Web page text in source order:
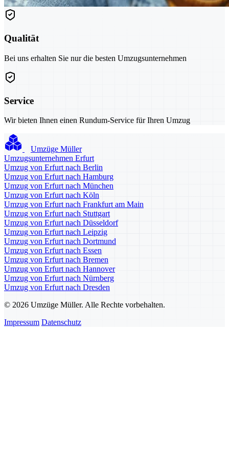
Qualität
Bei uns erhalten Sie nur die besten Umzugsunternehmen
Service
Wir bieten Ihnen einen Rundum-Service für Ihren Umzug
Umzüge Müller
Umzugsunternehmen Erfurt
Umzug von Erfurt nach Berlin
Umzug von Erfurt nach Hamburg
Umzug von Erfurt nach München
Umzug von Erfurt nach Köln
Umzug von Erfurt nach Frankfurt am Main
Umzug von Erfurt nach Stuttgart
Umzug von Erfurt nach Düsseldorf
Umzug von Erfurt nach Leipzig
Umzug von Erfurt nach Dortmund
Umzug von Erfurt nach Essen
Umzug von Erfurt nach Bremen
Umzug von Erfurt nach Hannover
Umzug von Erfurt nach Nürnberg
Umzug von Erfurt nach Dresden
© 2026 Umzüge Müller. Alle Rechte vorbehalten.
Impressum Datenschutz